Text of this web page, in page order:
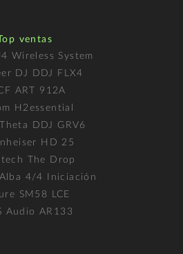
ventas
Wireless System
DJ DDJ FLX4
ART 912A
H2essential
DDJ GRV6
HD 25
The Drop
4/4 Iniciación
SM58 LCE
Audio AR133